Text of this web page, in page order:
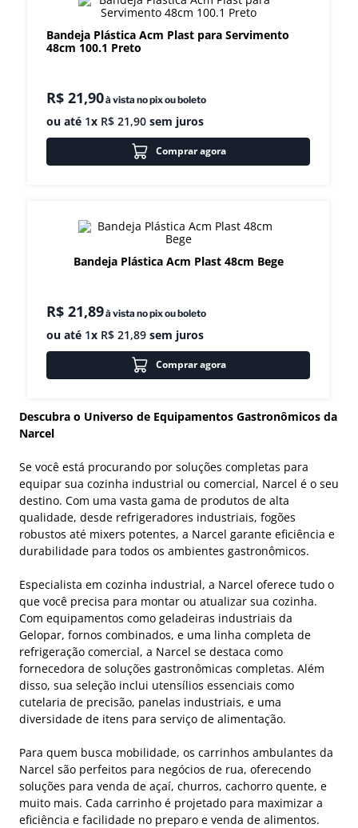
Bandeja Plástica Acm Plast para Servimento
48cm 100.1 Preto
R$ 21,90à vista no pix ou boleto
ou até 1x R$ 21,90 sem juros
Comprar agora
Bandeja Plástica Acm Plast 48cm Bege
R$ 21,89à vista no pix ou boleto
ou até 1x R$ 21,89 sem juros
Comprar agora
Descubra o Universo de Equipamentos Gastronômicos da
Narcel
Se você está procurando por soluções completas para
equipar sua cozinha industrial ou comercial, Narcel é o seu
destino. Com uma vasta gama de produtos de alta
qualidade, desde refrigeradores industriais, fogões
robustos até mixers potentes, a Narcel garante eficiência e
durabilidade para todos os ambientes gastronômicos.
Especialista em cozinha industrial, a Narcel oferece tudo o
que você precisa para montar ou atualizar sua cozinha.
Com equipamentos como geladeiras industriais da
Gelopar, fornos combinados, e uma linha completa de
refrigeração comercial, a Narcel se destaca como
fornecedora de soluções gastronômicas completas. Além
disso, sua seleção inclui utensílios essenciais como
cutelaria de precisão, panelas industriais, e uma
diversidade de itens para serviço de alimentação.
Para quem busca mobilidade, os carrinhos ambulantes da
Narcel são perfeitos para negócios de rua, oferecendo
soluções para venda de açaí, churros, cachorro quente, e
muito mais. Cada carrinho é projetado para maximizar a
eficiência e facilidade no preparo e venda de alimentos.
fritadeira